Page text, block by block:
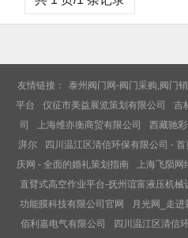
友情链接： 泰州阀门网-阀门采购,阀门
平台
仪征市美益展览策划有限公司 吉
司
上海维亦衡商贸有限公司 西藏驰
湃尔
四川温江区清信环保有限公司 - 首
庆网 - 全面的婚礼策划指南
上海飞陨
直臂式高空作业平台-抚州谊富液压机械
功能膜科技有限公司官网
月光网_走进
佰利嘉电气有限公司
四川温江区清信